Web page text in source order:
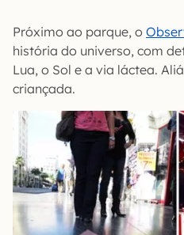
Próximo ao parque, o
história do universo, com
Lua, o Sol e a via láctea.
criançada.